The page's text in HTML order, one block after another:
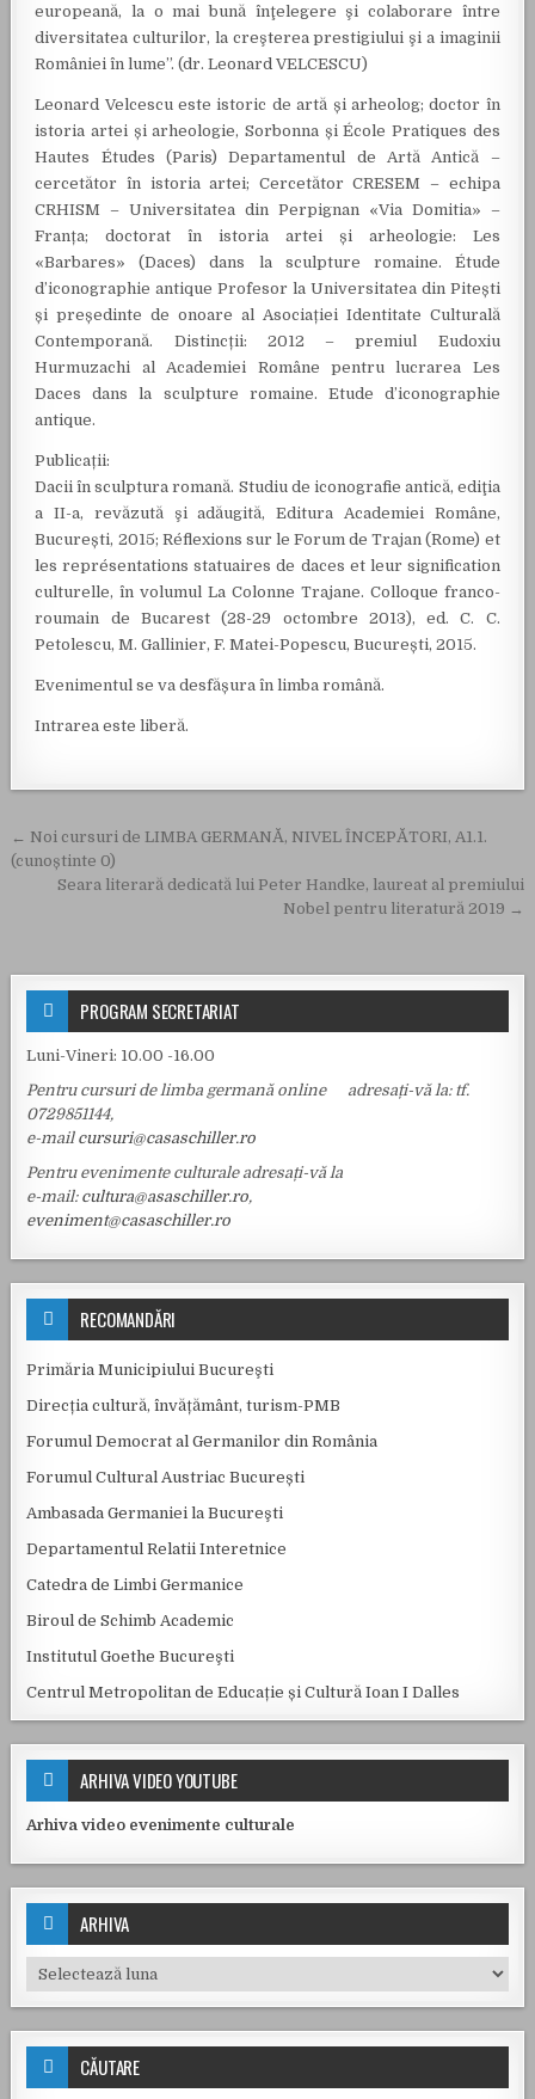
europeană, la o mai bună înţelegere şi colaborare între
diversitatea culturilor, la creşterea prestigiului şi a imaginii
României în lume”. (dr. Leonard VELCESCU)
Leonard Velcescu este istoric de artă și arheolog; doctor în
istoria artei și arheologie, Sorbonna și École Pratiques des
Hautes Études (Paris) Departamentul de Artă Antică –
cercetător în istoria artei; Cercetător CRESEM – echipa
CRHISM – Universitatea din Perpignan «Via Domitia» –
Franța; doctorat în istoria artei și arheologie: Les
«Barbares» (Daces) dans la sculpture romaine. Étude
d’iconographie antique Profesor la Universitatea din Pitești
și președinte de onoare al Asociației Identitate Culturală
Contemporană. Distincții: 2012 – premiul Eudoxiu
Hurmuzachi al Academiei Române pentru lucrarea Les
Daces dans la sculpture romaine. Etude d’iconographie
antique.
Publicații:
Dacii în sculptura romană. Studiu de iconografie antică, ediţia
a II-a, revăzută şi adăugită, Editura Academiei Române,
București, 2015; Réflexions sur le Forum de Trajan (Rome) et
les représentations statuaires de daces et leur signification
culturelle, în volumul La Colonne Trajane. Colloque franco-
roumain de Bucarest (28-29 octombre 2013), ed. C. C.
Petolescu, M. Gallinier, F. Matei-Popescu, București, 2015.
Evenimentul se va desfășura în limba română.
Intrarea este liberă.
Navigare în articole
← Noi cursuri de LIMBA GERMANĂ, NIVEL ÎNCEPĂTORI, A1.1.
(cunoștinte 0)
Seara literară dedicată lui Peter Handke, laureat al premiului
Nobel pentru literatură 2019 →
PROGRAM SECRETARIAT
Luni-Vineri: 10.00 -16.00
Pentru cursuri de limba germană online adresați-vă la: tf.
0729851144,
e-mail cursuri@casaschiller.ro
Pentru evenimente culturale adresați-vă la
e-mail: cultura@asaschiller.ro,
eveniment@casaschiller.ro
RECOMANDĂRI
Primăria Municipiului Bucureşti
Direcția cultură, învățământ, turism-PMB
Forumul Democrat al Germanilor din România
Forumul Cultural Austriac București
Ambasada Germaniei la Bucureşti
Departamentul Relatii Interetnice
Catedra de Limbi Germanice
Biroul de Schimb Academic
Institutul Goethe Bucureşti
Centrul Metropolitan de Educație și Cultură Ioan I Dalles
ARHIVA VIDEO YOUTUBE
Arhiva video evenimente culturale
ARHIVA
Arhiva
CĂUTARE